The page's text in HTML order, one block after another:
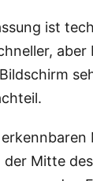
ist
Mitte